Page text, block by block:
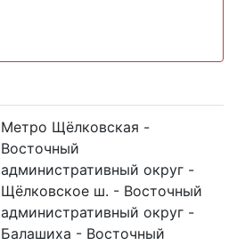
Метро Щёлковская -
Восточный
административный округ -
Щёлковское ш. - Восточный
административный округ -
Балашиха - Восточный